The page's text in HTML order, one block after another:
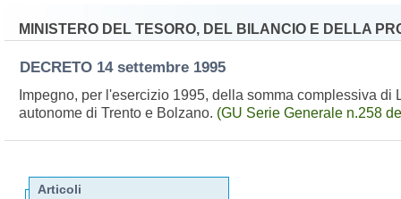
MINISTERO DEL TESORO, DEL BILANCIO E DELLA
DECRETO 14 settembre 1995
Impegno, per l'esercizio 1995, della somma complessiva
autonome di Trento e Bolzano. (GU Serie Generale n.258